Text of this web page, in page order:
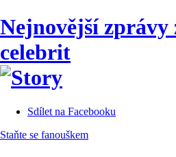
Nejnovější zprávy
celebrit
Sdílet na Facebooku
Staňte se fanouškem